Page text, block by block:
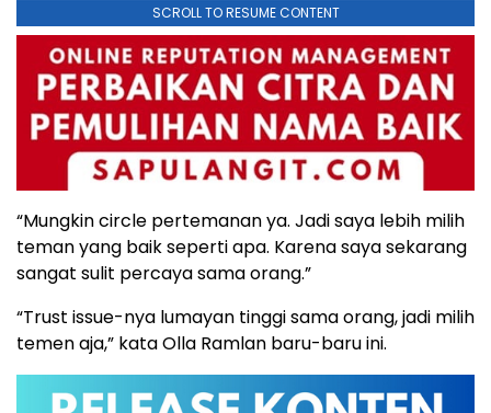
SCROLL TO RESUME CONTENT
“Mungkin circle pertemanan ya. Jadi saya lebih milih
teman yang baik seperti apa. Karena saya sekarang
sangat sulit percaya sama orang.”
“Trust issue-nya lumayan tinggi sama orang, jadi milih
temen aja,” kata Olla Ramlan baru-baru ini.